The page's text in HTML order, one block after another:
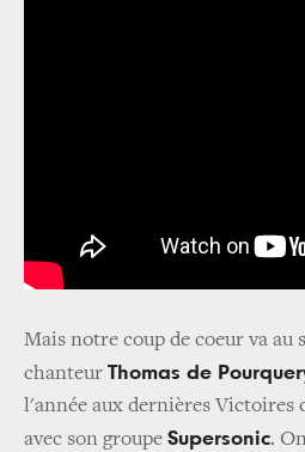
Mais notre coup de coeur va au
chanteur Thomas de
l'année aux dernières Victoires
avec son groupe Supersonic.